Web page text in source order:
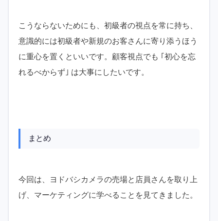
こうならないためにも、初級者の視点を常に持ち、
意識的には初級者や新規のお客さんに寄り添うほう
に重心を置くといいです。顧客視点でも ｢初心を忘
れるべからず｣ は大事にしたいです。
まとめ
今回は、ヨドバシカメラの売場と店員さんを取り上
げ、マーケティングに学べることを見てきました。